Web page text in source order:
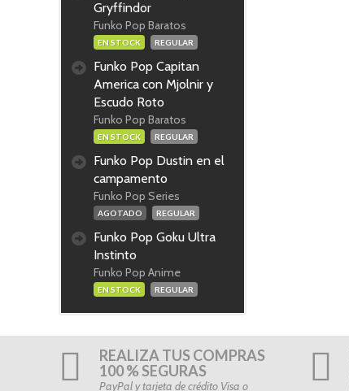
Gryffindor
Funko Pop Baratos
EN STOCK REGULAR
Funko Pop Capitan
America con Mjolnir y
Escudo Roto
Funko Pop Baratos
EN STOCK REGULAR
Funko Pop Dustin en el
campamento
Funko Pop Series
AGOTADO REGULAR
Funko Pop Goku Ultra
Instinto
Funko Pop Anime
EN STOCK REGULAR
REALIZA TUS COMPRAS
100 % SEGURAS
PayPal y tarjeta de crédito Visa o